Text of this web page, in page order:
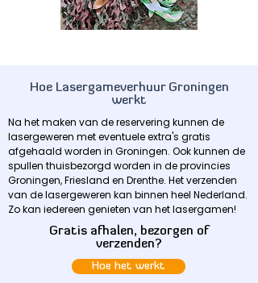
Hoe Lasergameverhuur Groningen
werkt
Na het maken van de reservering kunnen de
lasergeweren met eventuele extra's gratis
afgehaald worden in Groningen. Ook kunnen de
spullen thuisbezorgd worden in de provincies
Groningen, Friesland en Drenthe. Het verzenden
van de lasergeweren kan binnen heel Nederland.
Zo kan iedereen genieten van het lasergamen!
Gratis afhalen, bezorgen of
verzenden?
Hoe het werkt